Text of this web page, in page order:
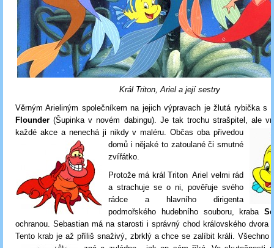
Král Triton, Ariel a její sestry
Věrným Arieliným společníkem na jejich výpravach je žlutá rybička s
Flounder (Šupinka v novém dabingu). Je tak trochu strašpitel, ale
každé akce a nenechá ji nikdy v maléru. Občas oba přivedou
domů i nějaké to zatoulané či smutné
zvířátko.
Protože má král Triton Ariel velmi rád
a strachuje se o ni, pověřuje svého
rádce a hlavního dirigenta
podmořského hudebního souboru, kraba
ochranou. Sebastian má na starosti i správný chod královského dvora
Tento krab je až příliš snaživý, zbrklý a chce se zalíbit králi.